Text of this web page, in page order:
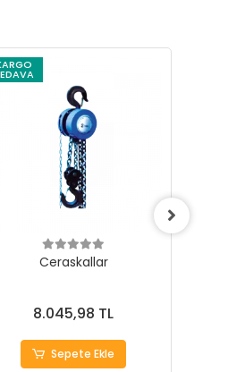
Ceraskallar
8.045,98 TL
Sepete Ekle